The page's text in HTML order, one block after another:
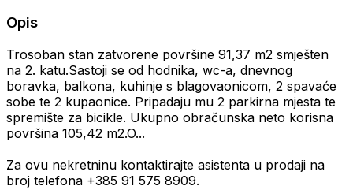
Opis
Trosoban stan zatvorene površine 91,37 m2 smješten
na 2. katu.Sastoji se od hodnika, wc-a, dnevnog
boravka, balkona, kuhinje s blagovaonicom, 2 spavaće
sobe te 2 kupaonice. Pripadaju mu 2 parkirna mjesta te
spremište za bicikle. Ukupno obračunska neto korisna
površina 105,42 m2.O...
Za ovu nekretninu kontaktirajte asistenta u prodaji na
broj telefona +385 91 575 8909.